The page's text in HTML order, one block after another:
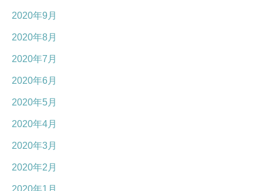
2020年9月
2020年8月
2020年7月
2020年6月
2020年5月
2020年4月
2020年3月
2020年2月